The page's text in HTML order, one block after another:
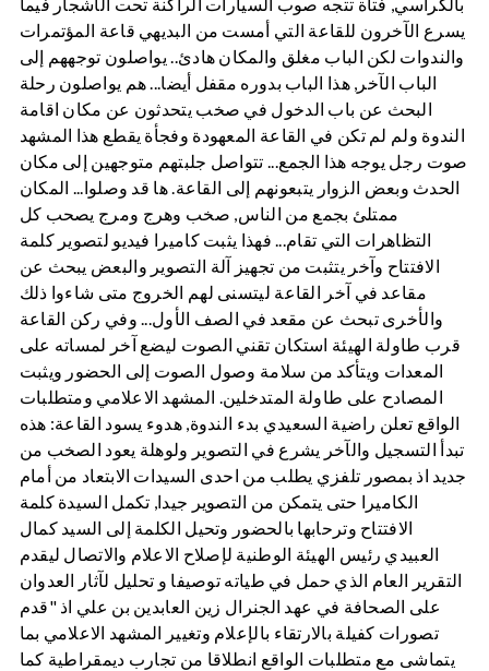
يسرع الآخرون للقاعة التي أمست من البديهي قاعة المؤتمرات
والندوات لكن الباب مغلق والمكان هادئ.. يواصلون توجههم إلى
الباب الآخر, هذا الباب بدوره مقفل أيضا... هم يواصلون رحلة
البحث عن باب الدخول في صخب يتحدثون عن مكان اقامة
الندوة ولم لم تكن في القاعة المعهودة وفجأة يقطع هذا المشهد
صوت رجل يوجه هذا الجمع... تتواصل جلبتهم متوجهين إلى مكان
الحدث وبعض الزوار يتبعونهم إلى القاعة. ها قد وصلوا... المكان
ممتلئ بجمع من الناس, صخب وهرج ومرج يصحب كل
التظاهرات التي تقام... فهذا يثبت كاميرا فيديو لتصوير كلمة
الافتتاح وآخر يتثبت من تجهيز آلة التصوير والبعض يبحث عن
مقاعد في آخر القاعة ليتسنى لهم الخروج متى شاءوا ذلك
والأخرى تبحث عن مقعد في الصف الأول... وفي ركن القاعة
قرب طاولة الهيئة استكان تقني الصوت ليضع آخر لمساته على
المعدات ويتأكد من سلامة وصول الصوت إلى الحضور ويثبت
المصادح على طاولة المتدخلين. المشهد الاعلامي ومتطلبات
الواقع تعلن راضية السعيدي بدء الندوة, هدوء يسود القاعة: هذه
تبدأ التسجيل والآخر يشرع في التصوير ولوهلة يعود الصخب من
جديد اذ بمصور تلفزي يطلب من احدى السيدات الابتعاد من أمام
الكاميرا حتى يتمكن من التصوير جيدا, تكمل السيدة كلمة
الافتتاح وترحابها بالحضور وتحيل الكلمة إلى السيد كمال
العبيدي رئيس الهيئة الوطنية لإصلاح الاعلام والاتصال ليقدم
التقرير العام الذي حمل في طياته توصيفا و تحليل لآثار العدوان
على الصحافة في عهد الجنرال زين العابدين بن علي اذ "قدم
تصورات كفيلة بالارتقاء بالإعلام وتغيير المشهد الاعلامي بما
يتماشى مع متطلبات الواقع انطلاقا من تجارب ديمقراطية كما